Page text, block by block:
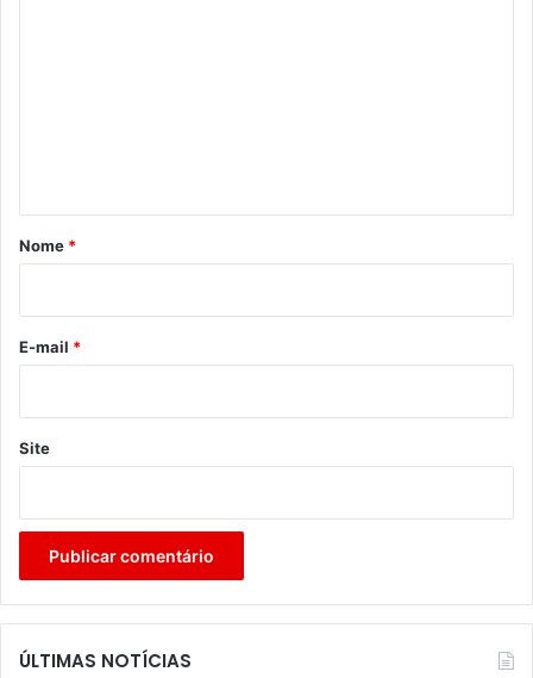
r
*
Nome *
E-mail *
Site
ÚLTIMAS NOTÍCIAS